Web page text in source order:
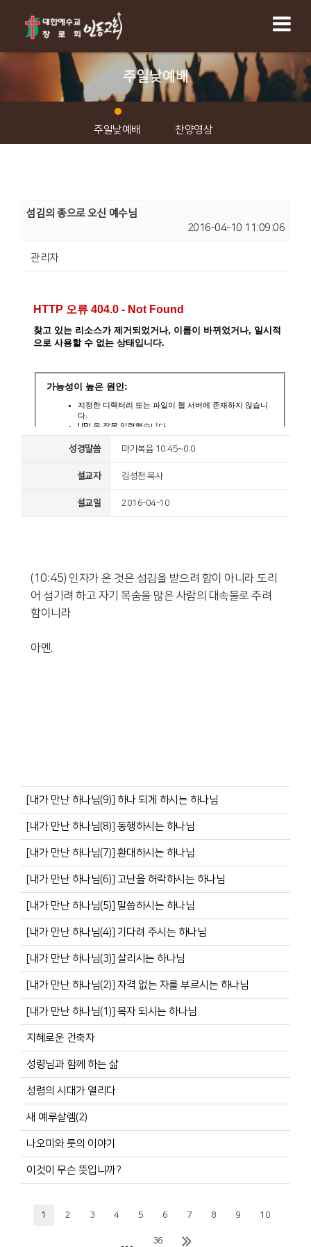
주일낮예배
주일낮예배 찬양영상
섬김의 종으로 오신 예수님
2016-04-10 11:09:06
관리자
성경말씀 마가복음 10:45~0:0
설교자 김성천 목사
설교일 2016-04-10
(10:45) 인자가 온 것은 섬김을 받으려 함이 아니라 도리
어 섬기려 하고 자기 목숨을 많은 사람의 대속물로 주려
함이니라
아멘.
[내가 만난 하나님(9)] 하나 되게 하시는 하나님
[내가 만난 하나님(8)] 동행하시는 하나님
[내가 만난 하나님(7)] 환대하시는 하나님
[내가 만난 하나님(6)] 고난을 허락하시는 하나님
[내가 만난 하나님(5)] 말씀하시는 하나님
[내가 만난 하나님(4)] 기다려 주시는 하나님
[내가 만난 하나님(3)] 살리시는 하나님
[내가 만난 하나님(2)] 자격 없는 자를 부르시는 하나님
[내가 만난 하나님(1)] 목자 되시는 하나님
지혜로운 건축자
성령님과 함께 하는 삶
성령의 시대가 열리다
새 예루살렘(2)
나오미와 룻의 이야기
이것이 무슨 뜻입니까?
1 2 3 4 5 6 7 8 9 10
... 36